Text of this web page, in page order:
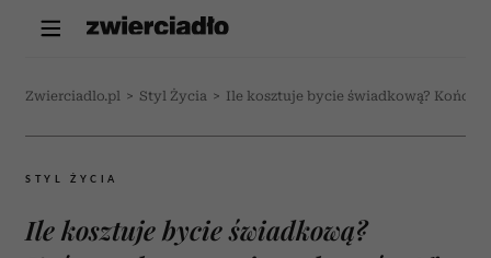
Zwierciadlo.pl > Styl Życia > Ile kosztuje bycie świadkową?
STYL ŻYCIA
Ile kosztuje bycie świadkową?